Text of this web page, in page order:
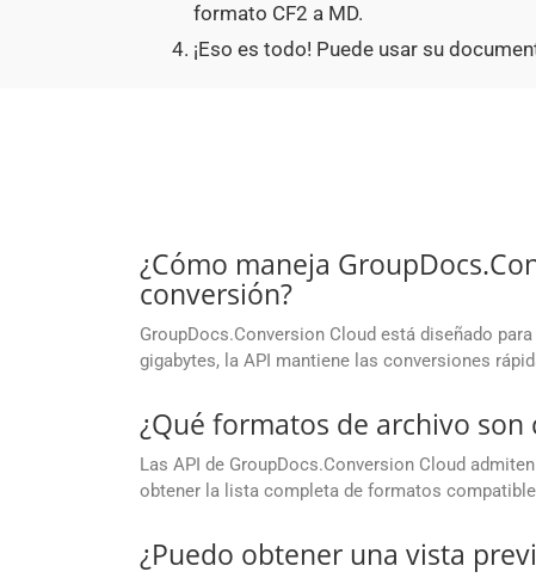
formato CF2 a MD.
¡Eso es todo! Puede usar su
¿Cómo maneja
conversión?
GroupDocs.Conversion Cloud está diseñado
gigabytes, la API mantiene las conversiones
¿Qué formatos de archivo
Las API de GroupDocs.Conversion Cloud
obtener la lista completa de formatos
¿Puedo obtener una vista